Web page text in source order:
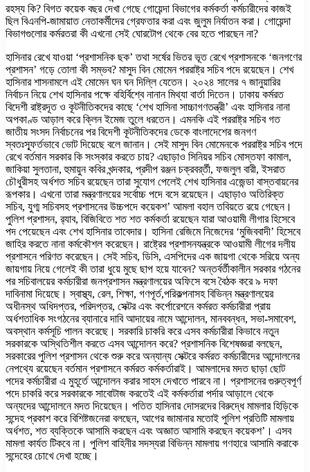
রহস্য কি? বিগত কয়েক বছর দেখা গেছে গোয়েন্দা বিভাগের কর্মকর্তা কর্মচারীদের কাজই
ছিল বিএনপি-জামায়াত নেতাকর্মীদের গ্রেফতার করা এবং জুলুম নির্যাতন করা। গোয়েন্দা
বিভাগগুলোর কর্মরতরা কী এখনো সেই ঘোরটোপ থেকে বের হতে পারছেন না?
হাসিনার রেখে যাওয়া ‘প্রশাসনিক ছক’ তথা সর্ষের ভিতর ভূত রেখে প্রশাসনকে ‘জনগণের
প্রশাসন’ গড়ে তোলা কী সম্ভব? মাসুদ বিন মোমেন পররাষ্ট্র সচিব পদে রয়েছেন। শেখ
হাসিনার শাসনামলে এই মোমেন ঘন ঘন দিল্লি যেতেন। ২০২৪ সালের ৭ জানুয়ারির
নির্বাচন নিয়ে শেখ হাসিনার পক্ষে বহির্বিশ্বে নানান মিথ্যা বার্তা দিতেন। ঢাকায় কর্মরত
বিদেশী রাষ্ট্রদূত ও কূটনীতিকদের কাছে ‘শেখ হাসিনা সাচ্চাগণতন্ত্রী’ এবং হাসিনার নানা
অপকাণ্ড আড়াল করে ক্লিন ইমেজ তুলে ধরতেন। এমনকি এই পররাষ্ট্র সচিব গত
জাতীয় সংসদ নির্বাচনের পর বিদেশী কূটনীতিকদের ডেকে বাংলাদেশের জনগণ
স্বতঃস্ফূর্তভাবে ভোট দিয়েছে বলে জানান। সেই মাসুদ বিন মোমেনকে পররাষ্ট্র সচিব পদে
রেখে বর্তমান সরকার কি সংস্কার করতে চায়? এছাড়াও সিনিয়র সচিব মোস্তফা কামাল,
জাকিয়া সুলতানা, হুমায়ুন কবির খন্দকার, প্রদীপ রঞ্জন চক্রবর্র্তী, ফজলুল বারী, ইসরাত
চৌধুরীসহ অর্ধশত সচিব রয়েছেন তারা সুযোগ পেলেই শেখ হাসিনার এজেন্ডা বাস্তবায়নের
রূপকার। এখনো তারা মন্ত্রণালয়ের সর্বোচ্চ পদে বসে রয়েছেন। এছাড়াও অতিরিক্ত
সচিব, যুগ্ম সচিবসহ প্রশাসনের উচ্চপদে কয়েকশ’ আমলা বহাল তবিয়তে রয়ে গেছেন।
পুলিশ প্রশাসন, র‌্যাব, বিজিবিতে শত শত কর্মকর্তা রয়েছেন যারা আওয়ামী লীগার হিসেবে
পদ পেয়েছেন এবং শেখ হাসিনার তাবেদার। হাসিনা রেজিমে নিজেদের ‘মুজিববাদী’ হিসেবে
জাহির করতে নানা কর্মকৌশল করেছেন। রাষ্ট্রের প্রশাসনযন্ত্রকে আওয়ামী লীগের দলীয়
প্রশাসনে পরিণত করেছেন। সেই সচিব, ডিসি, এসপিদের এক জায়গা থেকে সরিয়ে অন্য
জায়গায় নিয়ে গেলেই কী তারা ধুয়ে মুছে ছাপ হয়ে যাবেন? অন্তর্বর্তীকালীন সরকার গঠনের
পর সচিবালয়ের কর্মচারীরা জনপ্রশাসন মন্ত্রণালয়ের অফিসে বসে বৈঠক করে ৯ দফা
দাবিনামা দিয়েছে। স্বাস্থ্য, রেল, শিক্ষা, গণপূর্ত,পরিকল্পনাসহ বিভিন্ন মন্ত্রণালয়ের
অধীনস্থ অধিদপ্তর, পরিদপ্তর, সেক্টর এবং কর্পোরেশনে কর্মরত কর্মচারীরা প্রায়
অর্ধশতাধিক সংগঠনের ব্যানারে দাবি আদায়ের নামে আন্দোলন, মানববন্ধন, সভা-সমাবেশ,
অবস্থান কর্মসূচি পালন করেছে। সরকারি চাকরি করে এসব কর্মচারীরা কিভাবে নতুন
সরকারকে অস্থিতিশীল করতে এসব আন্দোলন করে? প্রশাসনিক বিশেষজ্ঞরা বলছেন,
সরকারের পুলিশ প্রশাসন থেকে শুরু করে অন্যান্য সেক্টরে কর্মরত কর্মচারীদের আন্দোলনের
নেপথ্যে রয়েছেন বর্তমান প্রশাসনে কর্মরত কর্মকর্তারাই। আমলাদের মদত ছাড়া ছোট
পদের কর্মচারীরা এ মুহূর্তে আন্দোলন করার সাহস দেখাতে পারবে না। প্রশাসনের গুরুত্বপূর্ণ
পদে চাকরি করে সরকারকে সাবোটাজ করতেই এই কর্মকর্তারা পর্দার আড়ালে থেকে
অন্যদের আন্দোলনে মদত দিয়েছেন। পতিত হাসিনার দোসরদের বিরুদ্ধে মামলার হিড়িকে
সন্দেহ প্রকাশ করে বিশিষ্টজনেরা বলছেন, আগের জামানার মতোই পুলিশ প্রতিটি মামলায়
অর্ধশত, শত ব্যক্তিকে আসামি করছেন এবং অজ্ঞাত আসামি করছেন কয়েকশ’। এসব
মামলা কার্যত টিকবে না। পুলিশ বাহিনীর সদস্যরা বিভিন্ন মামলায় গণহারে আসামি করাকে
সন্দেহের চোখে দেখা হচ্ছে।